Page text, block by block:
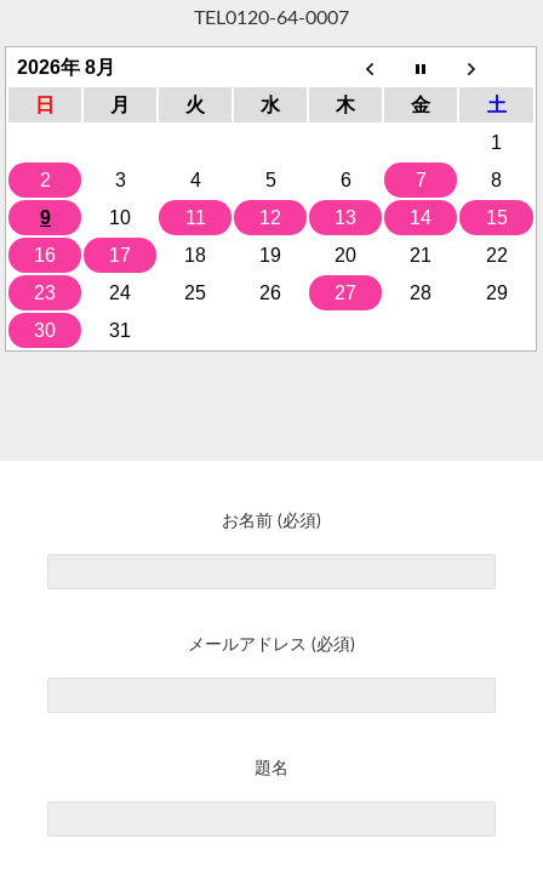
TEL0120-64-0007
2026年 8月
日
月 火 水 木 金
土
1
2
3 4 5 6 7
8
9
10 11 12 13 14
15
16
17 18 19 20 21
22
23
24 25 26 27 28
29
30
31
お名前 (必須)
メールアドレス (必須)
題名